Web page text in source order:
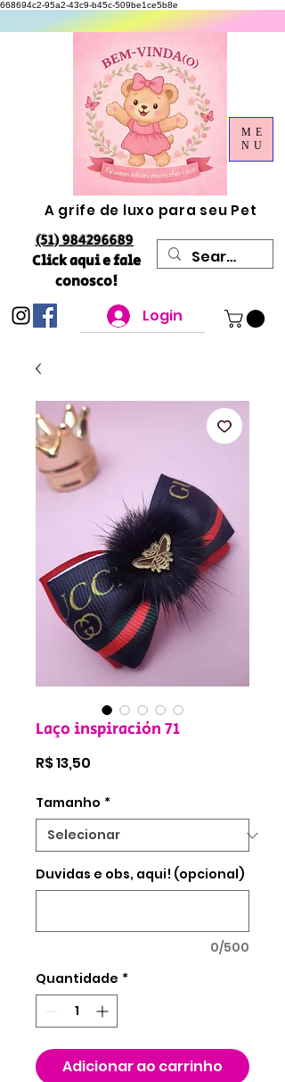
668694c2-95a2-43c9-b45c-509be1ce5b8e
A grife de luxo para seu Pet
(51) 984296689
Click aqui e fale
conosco!
Login
ME
NU
Laço inspiración 71
R$ 13,50
Tamanho *
Duvidas e obs, aqui! (opcional)
0/500
Quantidade *
Adicionar ao carrinho